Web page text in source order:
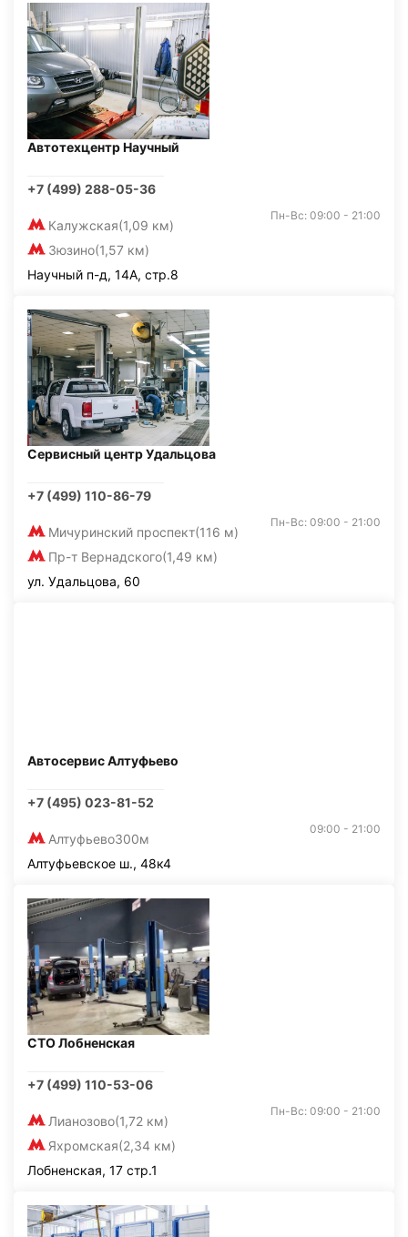
Автотехцентр Научный
+7 (499) 288-05-36
Калужская(1,09 км)
Зюзино(1,57 км)
Пн-Вс: 09:00 - 21:00
Научный п-д, 14А, стр.8
Сервисный центр Удальцова
+7 (499) 110-86-79
Мичуринский проспект(116 м)
Пр-т Вернадского(1,49 км)
Пн-Вс: 09:00 - 21:00
ул. Удальцова, 60
Автосервис Алтуфьево
+7 (495) 023-81-52
Алтуфьево300м
09:00 - 21:00
Алтуфьевское ш., 48к4
СТО Лобненская
+7 (499) 110-53-06
Лианозово(1,72 км)
Яхромская(2,34 км)
Пн-Вс: 09:00 - 21:00
Лобненская, 17 стр.1